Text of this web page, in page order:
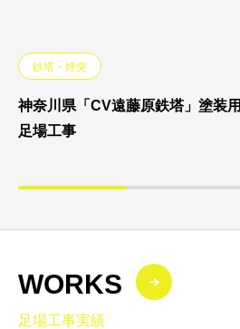
鉄塔・煙突
神奈川県「CV遠藤原鉄塔」塗装用
足場工事
WORKS
足場工事実績